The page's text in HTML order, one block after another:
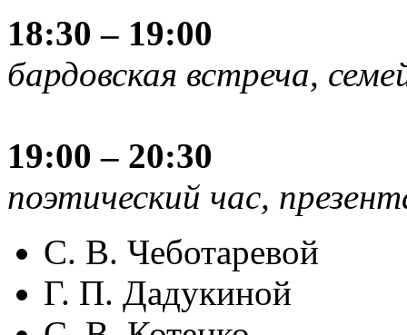
18:30 – 19:00
бардовская встреча,
19:00 – 20:30
поэтический час,
С. В. Чеботаревой
Г. П. Дадукиной